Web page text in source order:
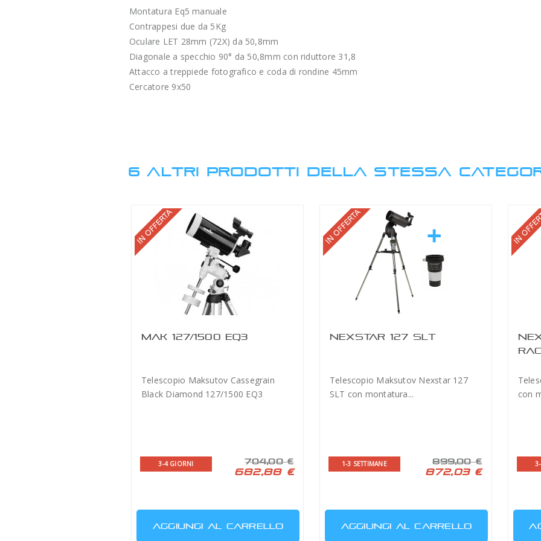
Montatura Eq5 manuale
Contrappesi due da 5Kg
Oculare LET 28mm (72X) da 50,8mm
Diagonale a specchio 90° da 50,8mm con riduttore 31,8
Attacco a treppiede fotografico e coda di rondine 45mm
Cercatore 9x50
6 ALTRI PRODOTTI DELLA STESSA
MAK 127/1500 EQ3
Telescopio Maksutov Cassegrain
Black Diamond 127/1500 EQ3
3-4 GIORNI 704,00 €
682,88 €
AGGIUNGI AL CARRELLO
NEXSTAR 127 SLT
Telescopio Maksutov Nexstar 127
SLT con montatura...
1-3 SETTIMANE 899,00 €
872,03 €
AGGIUNGI AL CARRELLO
con